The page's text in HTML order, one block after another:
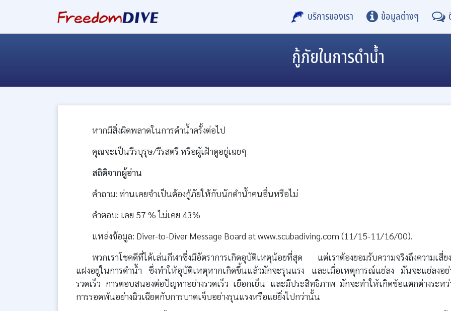
บริการของเรา ข้อมูลต่างๆ
กู้ภัยในการดำน้ำ
หากมีสิ่งผิดพลาดในการดำน้ำครั้งต่อไป
คุณจะเป็นวีรบุรุษ/วีรสตรี หรือผู้เฝ้าดูอยู่เฉยๆ
สถิติจากผู้อ่าน
คำถาม: ท่านเคยจำเป็นต้องกู้ภัยให้กับนักดำน้ำคนอื่นหรือไม่
คำตอบ: เคย 57 % ไม่เคย 43%
แหล่งข้อมูล: Diver-to-Diver Message Board at www.scubadiving.com (11/15-11/16/00).
พวกเราโชคดีที่ได้เล่นกีฬาซึ่งมีอัตราการเกิดอุบัติเหตุน้อยที่สุด แต่เราต้องยอมรับความจริงถึงความเสี่ย
แฝงอยู่ในการดำน้ำ ซึ่งทำให้อุบัติเหตุหากเกิดขึ้นแล้วมักจะรุนแรง และเมื่อเหตุการณ์แย่ลง มันจะแย่ลงอย่
รวดเร็ว การตอบสนองต่อปัญหาอย่างรวดเร็ว เยือกเย็น และมีประสิทธิภาพ มักจะทำให้เกิดข้อแตกต่างระหว่
การรอดพ้นอย่างฉิวเฉียดกับการบาดเจ็บอย่างรุนแรงหรือแย่ยิ่งไปกว่านั้น